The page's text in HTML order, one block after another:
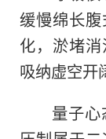
缓慢绵长
化，淤堵消
吸纳虚空开
量子心